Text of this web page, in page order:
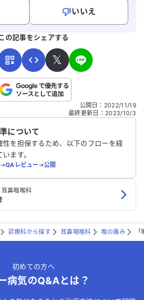
いいえ
フォームです。氏名やご自身の病気の詳細な
送信する
の記事をシェアする
𝕏
公開日 ： 2022/11/19
最終更新日 ： 2023/10/3
について
性を担保するため、以下のフローを経
ます。
➔QAレビュー➔公開
鼻咽喉科
診療科から探す 耳鼻咽喉科 喉の痛み
初めての方へ
病気のQ&Aとは？